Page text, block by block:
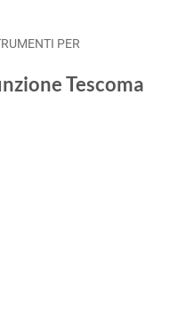
PER
Tescoma